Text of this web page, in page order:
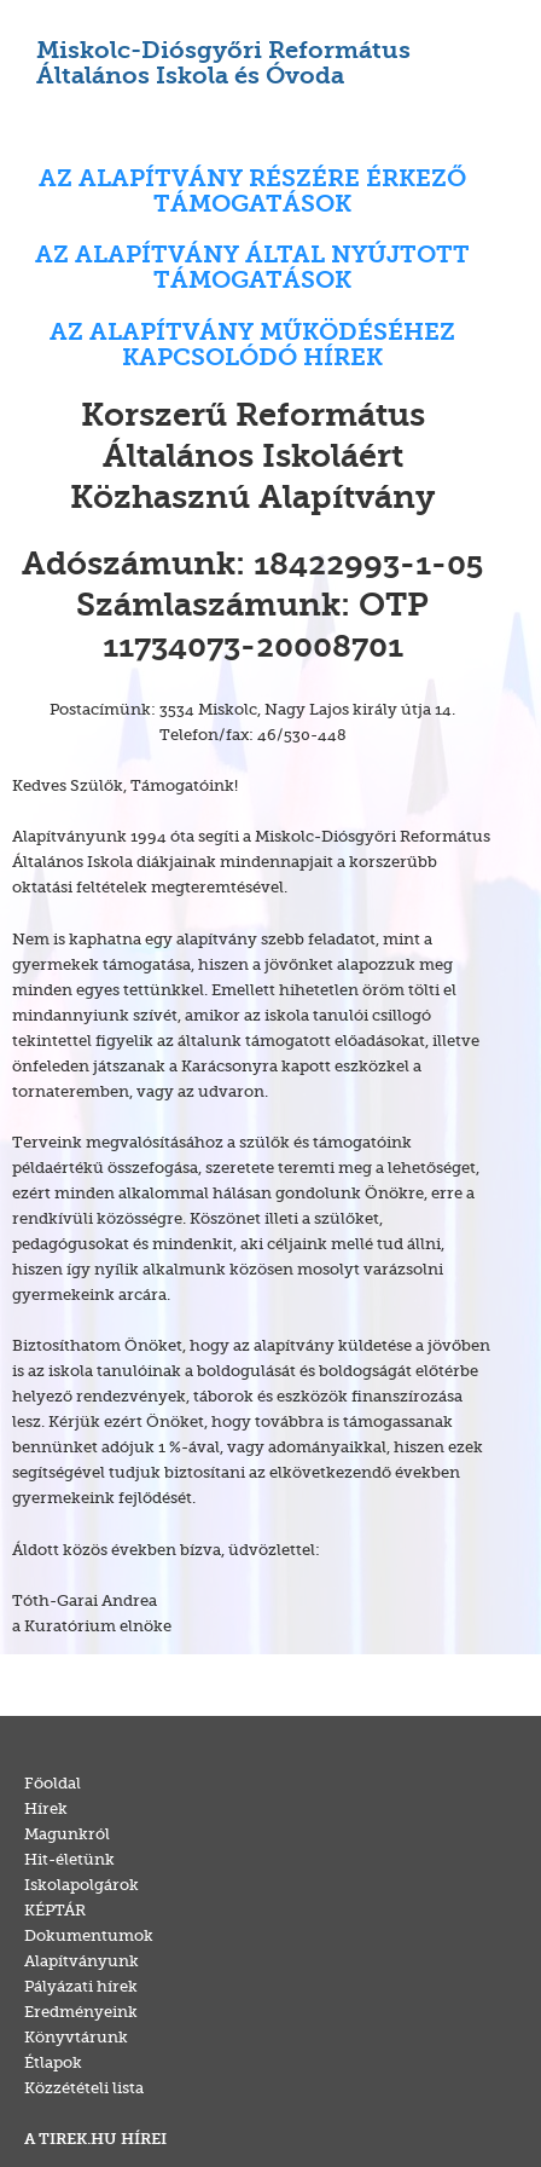
Miskolc-Diósgyőri Református
Általános Iskola és Óvoda
AZ ALAPÍTVÁNY RÉSZÉRE ÉRKEZŐ
TÁMOGATÁSOK
AZ ALAPÍTVÁNY ÁLTAL NYÚJTOTT
TÁMOGATÁSOK
AZ ALAPÍTVÁNY MŰKÖDÉSÉHEZ
KAPCSOLÓDÓ HÍREK
Korszerű Református
Általános Iskoláért
Közhasznú Alapítvány
Adószámunk: 18422993-1-05
Számlaszámunk: OTP
11734073-20008701
Postacímünk: 3534 Miskolc, Nagy Lajos király útja 14.
Telefon/fax: 46/530-448
Kedves Szülők, Támogatóink!
Alapítványunk 1994 óta segíti a Miskolc-Diósgyőri Református
Általános Iskola diákjainak mindennapjait a korszerűbb
oktatási feltételek megteremtésével.
Nem is kaphatna egy alapítvány szebb feladatot, mint a
gyermekek támogatása, hiszen a jövőnket alapozzuk meg
minden egyes tettünkkel. Emellett hihetetlen öröm tölti el
mindannyiunk szívét, amikor az iskola tanulói csillogó
tekintettel figyelik az általunk támogatott előadásokat, illetve
önfeleden játszanak a Karácsonyra kapott eszközkel a
tornateremben, vagy az udvaron.
Terveink megvalósításához a szülők és támogatóink
példaértékű összefogása, szeretete teremti meg a lehetőséget,
ezért minden alkalommal hálásan gondolunk Önökre, erre a
rendkívüli közösségre. Köszönet illeti a szülőket,
pedagógusokat és mindenkit, aki céljaink mellé tud állni,
hiszen így nyílik alkalmunk közösen mosolyt varázsolni
gyermekeink arcára.
Biztosíthatom Önöket, hogy az alapítvány küldetése a jövőben
is az iskola tanulóinak a boldogulását és boldogságát előtérbe
helyező rendezvények, táborok és eszközök finanszírozása
lesz. Kérjük ezért Önöket, hogy továbbra is támogassanak
bennünket adójuk 1 %-ával, vagy adományaikkal, hiszen ezek
segítségével tudjuk biztosítani az elkövetkezendő években
gyermekeink fejlődését.
Áldott közös években bízva, üdvözlettel:
Tóth-Garai Andrea
a Kuratórium elnöke
Főoldal
Hírek
Magunkról
Hit-életünk
Iskolapolgárok
KÉPTÁR
Dokumentumok
Alapítványunk
Pályázati hírek
Eredményeink
Könyvtárunk
Étlapok
Közzétételi lista
A TIREK.HU HÍREI